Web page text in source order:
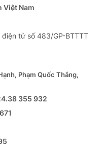
Việt Nam
tử số 483/GP-BTTTT
Phạm Quốc Thắng,
355 932